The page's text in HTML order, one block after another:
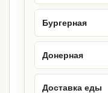
Бургерная
Донерная
Доставка еды